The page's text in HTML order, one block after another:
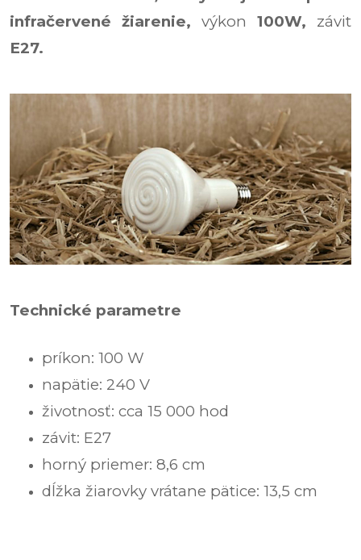
infračervené žiarenie, výkon 100W, závit
E27.
Technické parametre
príkon: 100 W
napätie: 240 V
životnosť: cca 15 000 hod
závit: E27
horný priemer: 8,6 cm
dĺžka žiarovky vrátane pätice: 13,5 cm